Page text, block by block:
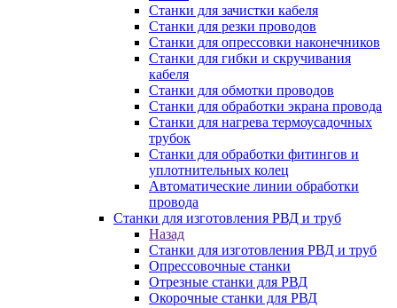
Станки для зачистки кабеля
Станки для резки проводов
Станки для опрессовки наконечников
Станки для гибки и скручивания
кабеля
Станки для обмотки проводов
Станки для обработки экрана провода
Станки для нагрева термоусадочных
трубок
Станки для обработки фитингов и
уплотнительных колец
Автоматические линии обработки
провода
Станки для изготовления РВД и труб
Назад
Станки для изготовления РВД и труб
Опрессовочные станки
Отрезные станки для РВД
Окорочные станки для РВД